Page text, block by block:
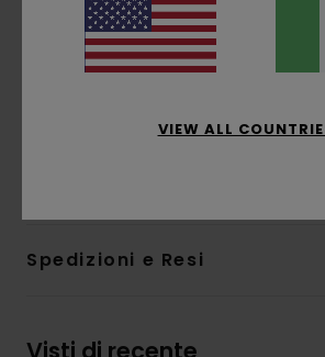
Maniche:maniche corte
Marcatura:stampa a base
Etichetta Corporate a
Spedizioni e Resi
VIEW ALL